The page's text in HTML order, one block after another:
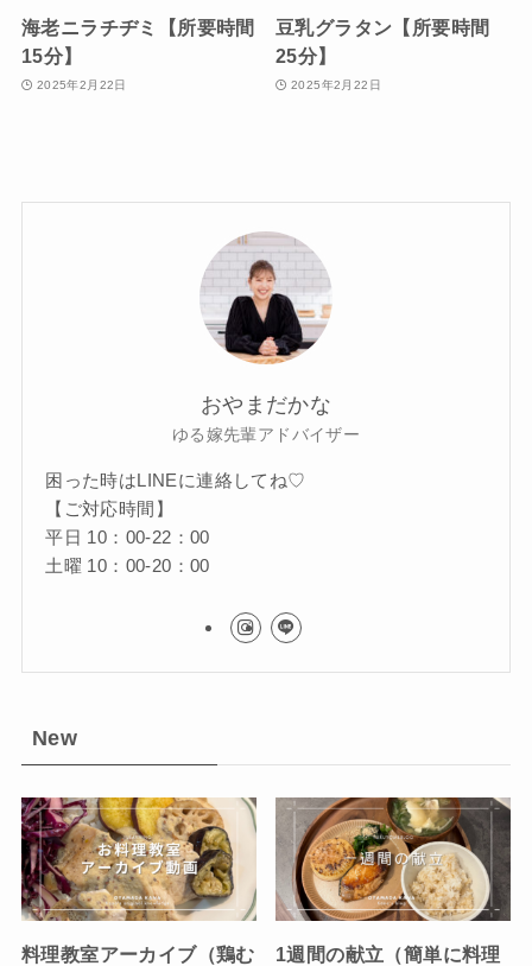
海老ニラチヂミ【所要時間
15分】
2025年2月22日
豆乳グラタン【所要時間
25分】
2025年2月22日
おやまだかな
ゆる嫁先輩アドバイザー
困った時はLINEに連絡してね♡
【ご対応時間】
平日 10：00-22：00
土曜 10：00-20：00
New
料理教室アーカイブ（鶏む
1週間の献立（簡単に料理